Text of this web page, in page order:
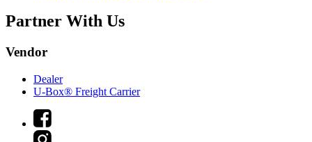
Partner With Us
Vendor
Dealer
U-Box® Freight Carrier